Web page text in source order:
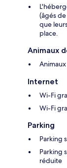
(âgés
que
place.
Animaux
Internet
Wi-Fi
Wi-Fi
Parking
Parking
Parking
réduite